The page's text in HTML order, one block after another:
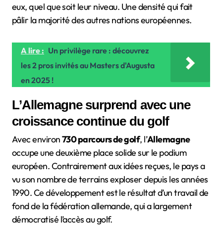
eux, quel que soit leur niveau. Une densité qui fait
pâlir la majorité des autres nations européennes.
A lire : Un privilège rare : découvrez
les 2 pros invités au Masters d'Augusta
en 2025 !
L’Allemagne surprend avec une
croissance continue du golf
Avec environ730 parcours de golf, l’Allemagne
occupe une deuxième place solide sur le podium
européen. Contrairement aux idées reçues, le pays a
vu son nombre de terrains exploser depuis les années
1990. Ce développement est le résultat d’un travail de
fond de la fédération allemande, qui a largement
démocratisé l’accès au golf.